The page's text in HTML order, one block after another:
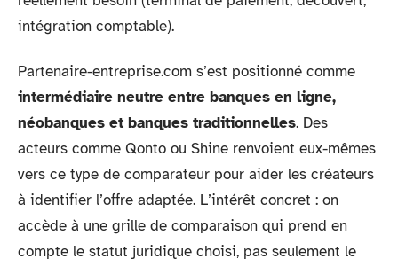
intégration comptable).
Partenaire-entreprise.com s’est positionné comme
intermédiaire neutre entre banques en ligne,
néobanques et banques traditionnelles. Des
acteurs comme Qonto ou Shine renvoient eux-mêmes
vers ce type de comparateur pour aider les créateurs
à identifier l’offre adaptée. L’intérêt concret : on
accède à une grille de comparaison qui prend en
compte le statut juridique choisi, pas seulement le